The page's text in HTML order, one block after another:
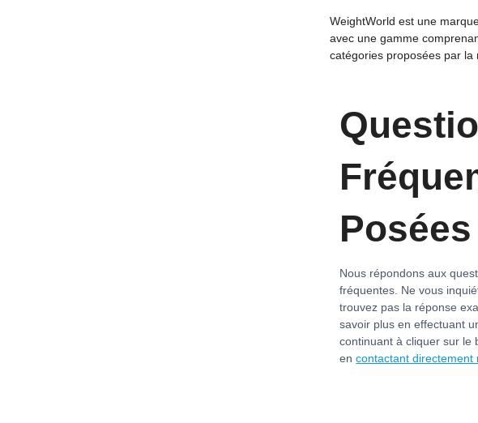
WeightWorld est une
avec une gamme
catégories proposées par la
Posées
Nous répondons aux
fréquentes. Ne vous
trouvez pas la réponse
savoir plus en effectuant
continuant à cliquer sur le
encontactant directement